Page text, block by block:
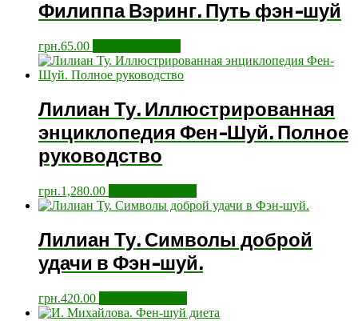
Филиппа Вэринг. Путь фэн-шуй
грн.65.00
Лилиан Ту. Иллюстрированная
энциклопедия Фен-Шуй. Полное
руководство
грн.1,280.00
Лилиан Ту. Символы доброй
удачи в Фэн-шуй.
грн.420.00